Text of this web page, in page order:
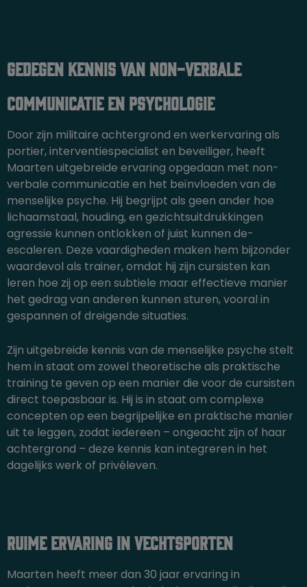
Gedegen kennis van non-verbale
communicatie en psychologie
Door zijn militaire achtergrond en werkervaring als
portier, interventiespecialist en beveiliger, heeft
Maarten uitgebreide ervaring opgedaan met non-
verbale communicatie en het beïnvloeden van de
menselijke psyche. Hij begrijpt als geen ander hoe
lichaamstaal, houding, en gezichtsuitdrukkingen
agressie kunnen ontlokken of juist kunnen de-
escaleren. Deze vaardigheden maken hem bijzonder
waardevol als trainer, omdat hij zijn cursisten kan
leren hoe zij op een subtiele maar effectieve manier
het gedrag van anderen kunnen sturen, vooral in
gespannen of dreigende situaties.
Zijn uitgebreide kennis van de menselijke psyche stelt
hem in staat om zowel theoretische als praktische
training te geven op een manier die voor de cursisten
direct toepasbaar is. Hij is in staat om complexe
concepten op een begrijpelijke en praktische manier
uit te leggen, zodat iedereen – ongeacht zijn of haar
achtergrond – deze kennis kan integreren in het
dagelijks werk of privéleven.
Ruime ervaring in vechtsporten
Maarten heeft meer dan 30 jaar ervaring in